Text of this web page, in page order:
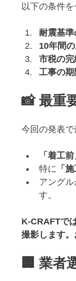
以下の条件
耐震基準
10年間
市税の完
工事の期
📸 最重
今回の発表で
「着工
特に 「
アング
す。
K-CRAFTで
撮影します。
🏢 業者